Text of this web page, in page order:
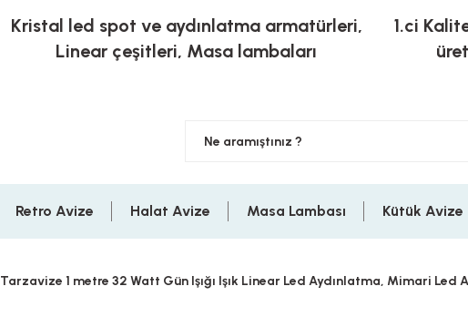
Kristal led spot ve aydınlatma armatürleri,
Linear çeşitleri, Masa lambaları
1.ci
Retro Avize Halat Avize Masa Lambası Kütük Avize
Tarzavize 1 metre 32 Watt Gün Işığı Işık Linear Led Aydınlatma, Mimari